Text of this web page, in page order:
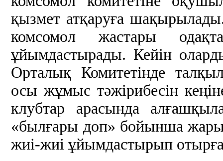
қызмет атқаруға
комсомол жастары
ұйымдастырады. Кейін
Орталық Комитетінде
осы жұмыс тәжірибесін
клубтар арасында
«былғары доп» бойынша
жиі-жиі ұйымдастырып